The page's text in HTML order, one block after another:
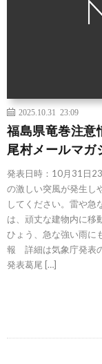
2025.10.31 23:09
福島県竜巻注
尾村メールマガ
発表日時：10月31日
の激しい突風が発生し
してください。雷や急
は、頑丈な建物内に移
ひょう、急な強い雨
報 詳細は気象庁発表
発表葛尾 […]